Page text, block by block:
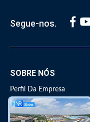
Segue-nos.
SOBRE NÓS
Perfil Da Empresa
Excursão da fábrica
Controle da qualidade